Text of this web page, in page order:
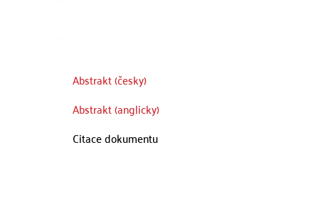
Abstrakt (česky)
Abstrakt (anglicky)
Citace dokumentu